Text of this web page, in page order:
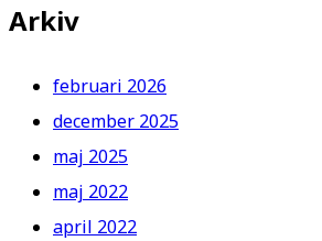
Arkiv
februari 2026
december 2025
maj 2025
maj 2022
april 2022